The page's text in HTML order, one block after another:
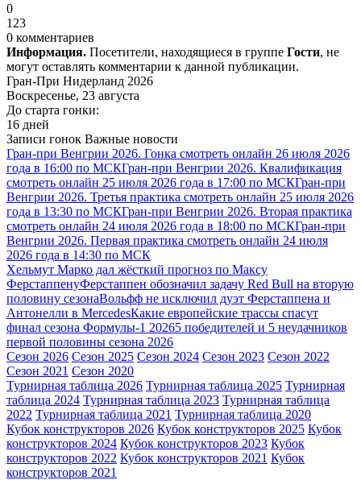
0
123
0 комментариев
Информация. Посетители, находящиеся в группе Гости, не
могут оставлять комментарии к данной публикации.
Гран-При Нидерланд 2026
Воскресенье, 23 августа
До старта гонки:
16 дней
Записи гонок Важные новости
Гран-при Венгрии 2026. Гонка смотреть онлайн 26 июля 2026
года в 16:00 по МСКГран-при Венгрии 2026. Квалификация
смотреть онлайн 25 июля 2026 года в 17:00 по МСКГран-при
Венгрии 2026. Третья практика смотреть онлайн 25 июля 2026
года в 13:30 по МСКГран-при Венгрии 2026. Вторая практика
смотреть онлайн 24 июля 2026 года в 18:00 по МСКГран-при
Венгрии 2026. Первая практика смотреть онлайн 24 июля
2026 года в 14:30 по МСК
Хельмут Марко дал жёсткий прогноз по Максу
ФерстаппенуФерстаппен обозначил задачу Red Bull на вторую
половину сезонаВольфф не исключил дуэт Ферстаппена и
Антонелли в MercedesКакие европейские трассы спасут
финал сезона Формулы-1 20265 победителей и 5 неудачников
первой половины сезона 2026
Сезон 2026 Сезон 2025 Сезон 2024 Сезон 2023 Сезон 2022
Сезон 2021 Сезон 2020
Турнирная таблица 2026 Турнирная таблица 2025 Турнирная
таблица 2024 Турнирная таблица 2023 Турнирная таблица
2022 Турнирная таблица 2021 Турнирная таблица 2020
Кубок конструкторов 2026 Кубок конструкторов 2025 Кубок
конструкторов 2024 Кубок конструкторов 2023 Кубок
конструкторов 2022 Кубок конструкторов 2021 Кубок
конструкторов 2021